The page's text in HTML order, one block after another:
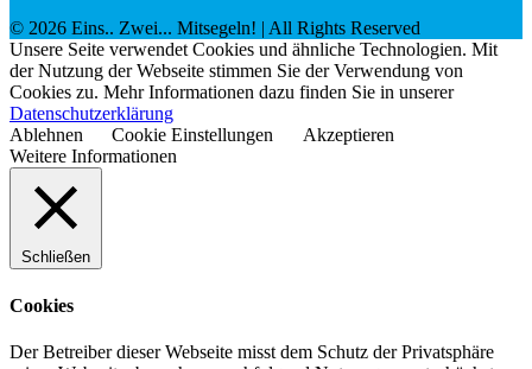
© 2026 Eins.. Zwei... Mitsegeln! | All Rights Reserved
Unsere Seite verwendet Cookies und ähnliche Technologien. Mit
der Nutzung der Webseite stimmen Sie der Verwendung von
Cookies zu. Mehr Informationen dazu finden Sie in unserer
Datenschutzerklärung
Ablehnen
Cookie Einstellungen
Akzeptieren
Weitere Informationen
Schließen
Cookies
Der Betreiber dieser Webseite misst dem Schutz der Privatsphäre